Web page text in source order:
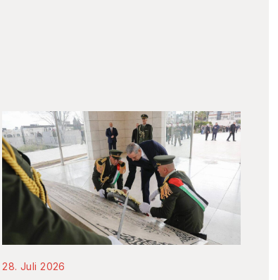
28. Juli 2026